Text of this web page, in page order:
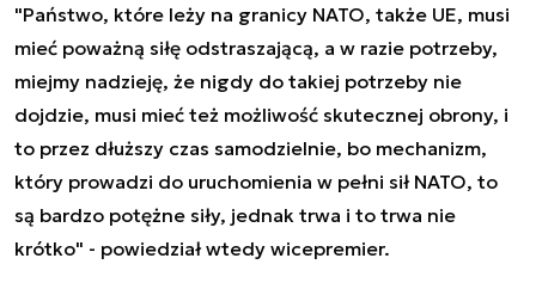
"Państwo, które leży na granicy NATO, także UE, musi
mieć poważną siłę odstraszającą, a w razie potrzeby,
miejmy nadzieję, że nigdy do takiej potrzeby nie
dojdzie, musi mieć też możliwość skutecznej obrony, i
to przez dłuższy czas samodzielnie, bo mechanizm,
który prowadzi do uruchomienia w pełni sił NATO, to
są bardzo potężne siły, jednak trwa i to trwa nie
krótko" - powiedział wtedy wicepremier.